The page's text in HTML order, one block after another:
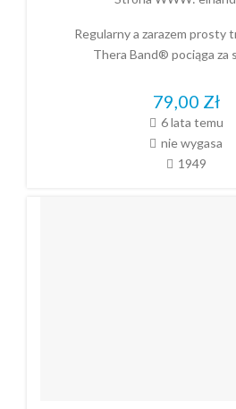
Regularny a zarazem prosty
Thera Band® pociąga za
79,00 Zł
6 lata temu
nie wygasa
1949